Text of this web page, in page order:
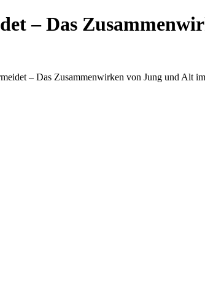
– Das
– Das Zusammenwirken von Jung und Alt